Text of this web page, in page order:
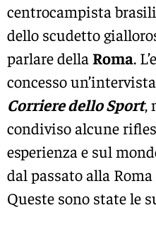
centrocampista
dello scudetto
parlare della Roma.
concesso
Corriere dello Sport,
condiviso alcune
esperienza e sul
dal passato alla
Queste sono state le